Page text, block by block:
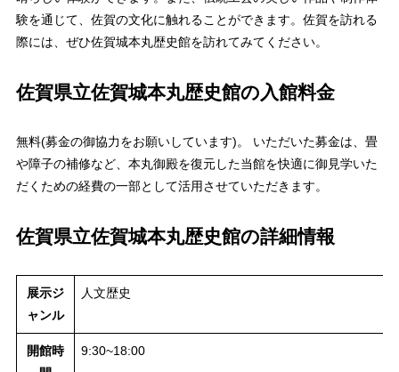
験を通じて、佐賀の文化に触れることができます。佐賀を訪れる
際には、ぜひ佐賀城本丸歴史館を訪れてみてください。
佐賀県立佐賀城本丸歴史館の入館料金
無料(募金の御協力をお願いしています)。 いただいた募金は、畳
や障子の補修など、本丸御殿を復元した当館を快適に御見学いた
だくための経費の一部として活用させていただきます。
佐賀県立佐賀城本丸歴史館の詳細情報
展示ジ
ャンル
人文歴史
開館時
9:30~18:00